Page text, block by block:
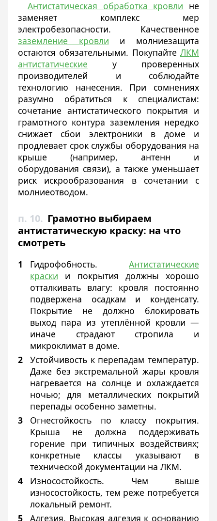
Антистатическая обработка кровли не
заменяет комплекс мер
электробезопасности. Качественное
заземление кровли и молниезащита
остаются обязательными. Покупайте ЛКМ
антистатические у проверенных
производителей и соблюдайте
технологию нанесения. При сомнениях
разумно обратиться к специалистам:
сочетание антистатического покрытия и
грамотного контура заземления нередко
снижает сбои электроники в доме и
продлевает срок службы оборудования на
крыше (например, антенн и
оборудования связи), а также уменьшает
риск искрообразования в сочетании с
молниеотводом.
п. 10. Грамотно выбираем
антистатическую краску: на что
смотреть
Гидрофобность. Антистатические
краски и покрытия должны хорошо
отталкивать влагу: кровля постоянно
подвержена осадкам и конденсату.
Покрытие не должно блокировать
выход пара из утеплённой кровли —
иначе страдают стропила и
микроклимат в доме.
Устойчивость к перепадам температур.
Даже без экстремальной жары кровля
нагревается на солнце и охлаждается
ночью; для металлических покрытий
перепады особенно заметны.
Огнестойкость по классу покрытия.
Крыша не должна поддерживать
горение при типичных воздействиях;
конкретные классы указывают в
технической документации на ЛКМ.
Износостойкость. Чем выше
износостойкость, тем реже потребуется
локальный ремонт.
Адгезия. Высокая адгезия к основанию